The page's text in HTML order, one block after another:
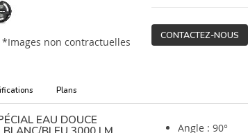
*Images non contractuelles
CONTACTEZ-NOUS
Plans
EAU DOUCE
Angle : 90°